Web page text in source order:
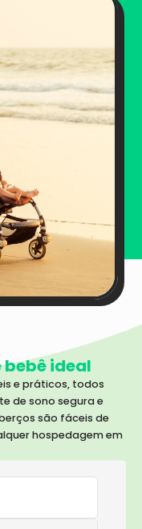
bebê ideal
e práticos, todos
de sono segura e
são fáceis de
hospedagem em